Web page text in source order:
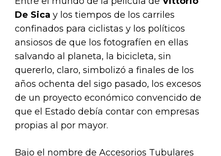
De Sica y los tiempos de los carriles
confinados para ciclistas y los políticos
ansiosos de que los fotografíen en ellas
salvando al planeta, la bicicleta, sin
quererlo, claro, simbolizó a finales de los
años ochenta del sigo pasado, los excesos
de un proyecto económico convencido de
que el Estado debía contar con empresas
propias al por mayor.
Bajo el nombre de Accesorios Tubulares